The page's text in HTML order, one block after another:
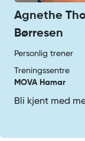
Agnethe
Børresen
Personlig trener
Treningssentre
MOVA Hamar
Bli kjent med